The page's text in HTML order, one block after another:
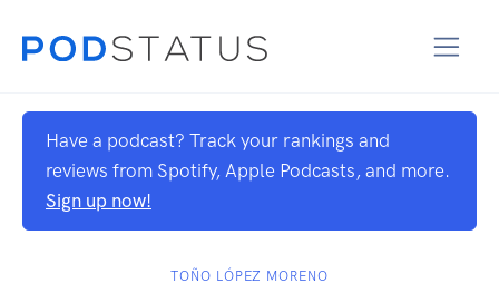
Have a podcast? Track your rankings and
reviews from Spotify, Apple Podcasts, and more.
Sign up now!
TOÑO LÓPEZ MORENO